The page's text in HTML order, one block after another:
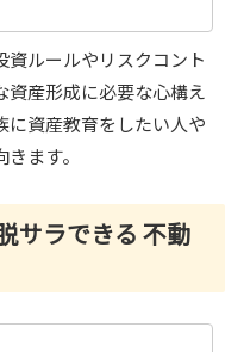
ルールやリスクコント
資産形成に必要な心構え
に資産教育をしたい人や
ます。
サラできる 不動